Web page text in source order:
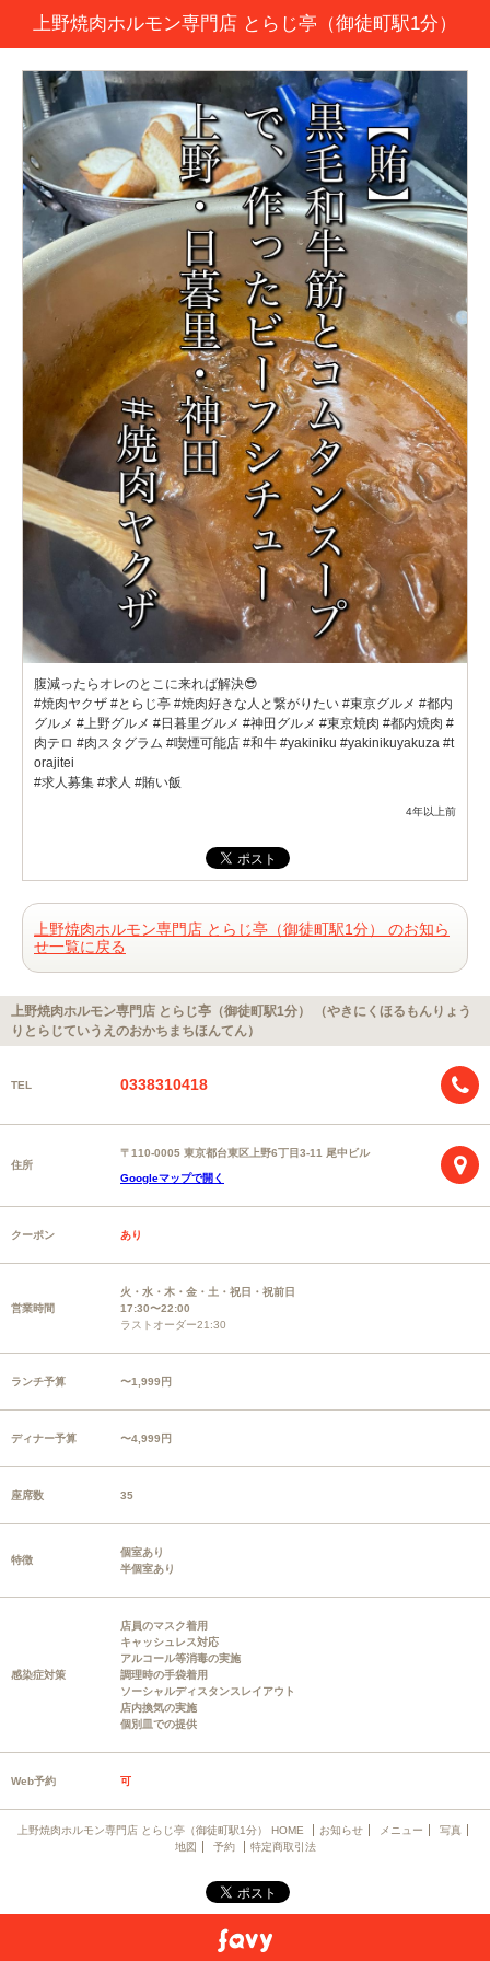
上野焼肉ホルモン専門店 とらじ亭（御徒町駅1分）
腹減ったらオレのとこに来れば解決😎
#焼肉ヤクザ #とらじ亭 #焼肉好きな人と繋がりたい #東京グルメ #都内
グルメ #上野グルメ #日暮里グルメ #神田グルメ #東京焼肉 #都内焼肉 #
肉テロ #肉スタグラム #喫煙可能店 #和牛 #yakiniku #yakinikuyakuza #t
orajitei
#求人募集 #求人 #賄い飯
4年以上前
上野焼肉ホルモン専門店 とらじ亭（御徒町駅1分） のお知ら
せ一覧に戻る
上野焼肉ホルモン専門店 とらじ亭（御徒町駅1分） （やきにくほるもんりょう
りとらじていうえのおかちまちほんてん）
TEL 0338310418
住所
〒110-0005 東京都台東区上野6丁目3-11 尾中ビル
Googleマップで開く
クーポン あり
営業時間
火・水・木・金・土・祝日・祝前日
17:30〜22:00
ラストオーダー21:30
ランチ予算 〜1,999円
ディナー予算 〜4,999円
座席数 35
特徴
個室あり
半個室あり
感染症対策
店員のマスク着用
キャッシュレス対応
アルコール等消毒の実施
調理時の手袋着用
ソーシャルディスタンスレイアウト
店内換気の実施
個別皿での提供
Web予約 可
上野焼肉ホルモン専門店 とらじ亭（御徒町駅1分） HOME お知らせ メニュー
写真
地図
予約 特定商取引法